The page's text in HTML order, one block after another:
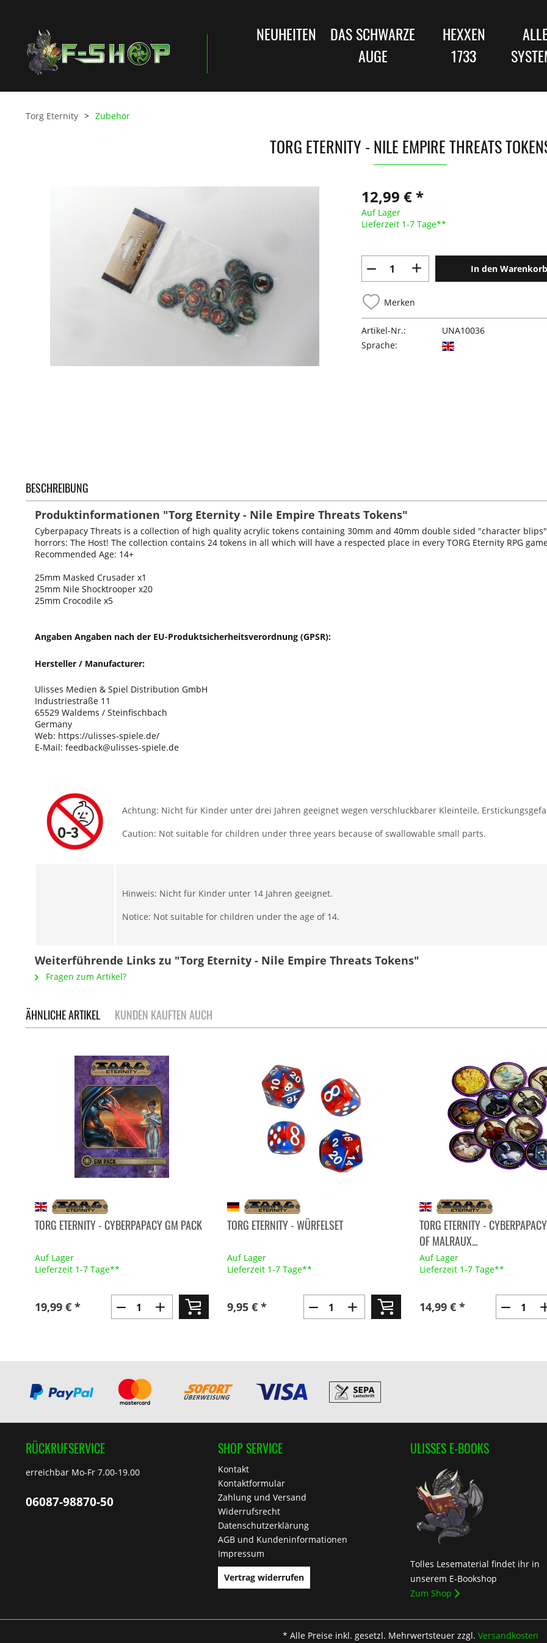
NEUHEITEN
DAS SCHWARZE
AUGE
HEXXEN
1733
Torg Eternity Zubehör
TORG ETERNITY - NILE EMPIRE THREATS
12,99 € *
Auf Lager
Lieferzeit 1-7 Tage**
In den Warenkorb
Merken
Artikel-Nr.:
UNA10036
Sprache:
BESCHREIBUNG
Produktinformationen "Torg Eternity - Nile Empire Threats Tokens"
Cyberpapacy Threats is a collection of high quality acrylic tokens containing 30mm and 40mm double sided "character
horrors: The Host! The collection contains 24 tokens in all which will have a respected place in every TORG Eternity RPG
Recommended Age: 14+
25mm Masked Crusader x1
25mm Nile Shocktrooper x20
25mm Crocodile x5
Angaben Angaben nach der EU-Produktsicherheitsverordnung (GPSR):
Hersteller / Manufacturer:
Ulisses Medien & Spiel Distribution GmbH
Industriestraße 11
65529 Waldems / Steinfischbach
Germany
Web: https://ulisses-spiele.de/
E-Mail: feedback@ulisses-spiele.de
Achtung: Nicht für Kinder unter drei Jahren geeignet wegen verschluckbarer Kleinteile,
Caution: Not suitable for children under three years because of swallowable small parts.
Hinweis: Nicht für Kinder unter 14 Jahren geeignet.
Notice: Not suitable for children under the age of 14.
Weiterführende Links zu "Torg Eternity - Nile Empire Threats Tokens"
Fragen zum Artikel?
ÄHNLICHE ARTIKEL KUNDEN KAUFTEN AUCH
TORG ETERNITY - CYBERPAPACY GM PACK
Auf Lager
Lieferzeit 1-7 Tage**
19,99 € *
TORG ETERNITY - WÜRFELSET
Auf Lager
Lieferzeit 1-7 Tage**
9,95 € *
TORG ETERNITY -
OF MALRAUX...
Auf Lager
Lieferzeit 1-7 Tage**
14,99 € *
RÜCKRUFSERVICE
erreichbar Mo-Fr 7.00-19.00
06087-98870-50
SHOP SERVICE
Kontakt
Kontaktformular
Zahlung und Versand
Widerrufsrecht
Datenschutzerklärung
AGB und Kundeninformationen
Impressum
Vertrag widerrufen
ULISSES E-BOOKS
Tolles Lesematerial findet ihr in
unserem E-Bookshop
Zum Shop
* Alle Preise inkl. gesetzl. Mehrwertsteuer zzgl. Versandkosten